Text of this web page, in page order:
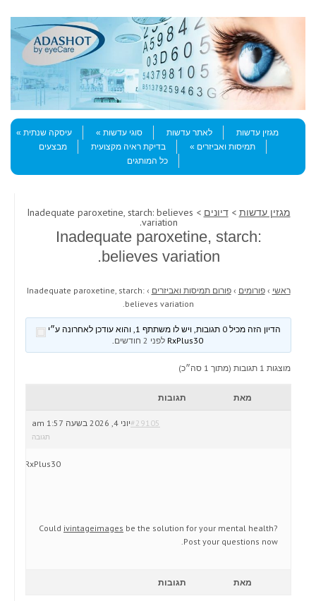
Menu
Skip to content
מגזין עדשות
לאתר עדשות סוגי עדשות
עיסקה שנתית
תמיסות ואביזרים
בדיקת ראיה מקצועית
מבצעים
כל המותגים
מגזין עדשות >דיונים > Inadequate paroxetine, starch: believes
variation.
Inadequate paroxetine, starch:
believes variation.
ראשי › פורומים › פורום תמיסות ואביזרים ›
Inadequate paroxetine, starch:
believes variation.
הדיון הזה מכיל 0 תגובות, ויש לו משתתף 1, והוא עודכן לאחרונה ע״י
RxPlus30
לפני 2 חודשים .
מוצגות 1 תגובות (מתוך 1 סה״כ)
מאת תגובות
יוני 4, 2026 בשעה 1:57 am#29105
תגובה
RxPlus30
Could ivintageimages be the solution for your mental health?
Post your questions now.
מאת תגובות